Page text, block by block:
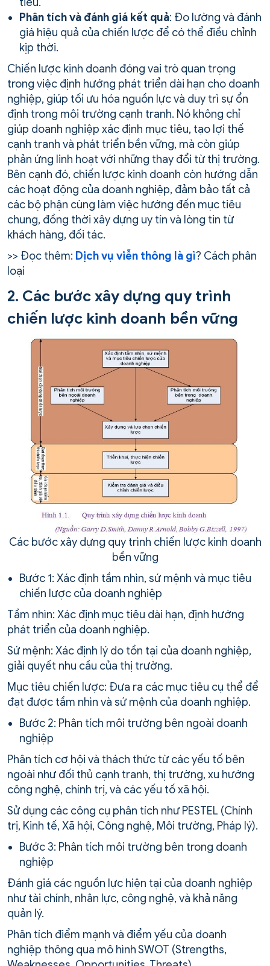
Phân tích và đánh giá kết quả: Đo lường và đánh
giá hiệu quả của chiến lược để có thể điều chỉnh
kịp thời.
Chiến lược kinh doanh đóng vai trò quan trọng
trong việc định hướng phát triển dài hạn cho doanh
nghiệp, giúp tối ưu hóa nguồn lực và duy trì sự ổn
định trong môi trường cạnh tranh. Nó không chỉ
giúp doanh nghiệp xác định mục tiêu, tạo lợi thế
cạnh tranh và phát triển bền vững, mà còn giúp
phản ứng linh hoạt với những thay đổi từ thị trường.
Bên cạnh đó, chiến lược kinh doanh còn hướng dẫn
các hoạt động của doanh nghiệp, đảm bảo tất cả
các bộ phận cùng làm việc hướng đến mục tiêu
chung, đồng thời xây dựng uy tín và lòng tin từ
khách hàng, đối tác.
>> Đọc thêm: Dịch vụ viễn thông là gì? Cách phân
loại
2. Các bước xây dựng quy trình
chiến lược kinh doanh bền vững
Các bước xây dựng quy trình chiến lược kinh doanh
bền vững
Bước 1: Xác định tầm nhìn, sứ mệnh và mục tiêu
chiến lược của doanh nghiệp
Tầm nhìn: Xác định mục tiêu dài hạn, định hướng
phát triển của doanh nghiệp.
Sứ mệnh: Xác định lý do tồn tại của doanh nghiệp,
giải quyết nhu cầu của thị trường.
Mục tiêu chiến lược: Đưa ra các mục tiêu cụ thể để
đạt được tầm nhìn và sứ mệnh của doanh nghiệp.
Bước 2: Phân tích môi trường bên ngoài doanh
nghiệp
Phân tích cơ hội và thách thức từ các yếu tố bên
ngoài như đối thủ cạnh tranh, thị trường, xu hướng
công nghệ, chính trị, và các yếu tố xã hội.
Sử dụng các công cụ phân tích như PESTEL (Chính
trị, Kinh tế, Xã hội, Công nghệ, Môi trường, Pháp lý).
Bước 3: Phân tích môi trường bên trong doanh
nghiệp
Đánh giá các nguồn lực hiện tại của doanh nghiệp
như tài chính, nhân lực, công nghệ, và khả năng
quản lý.
Phân tích điểm mạnh và điểm yếu của doanh
nghiệp thông qua mô hình SWOT (Strengths,